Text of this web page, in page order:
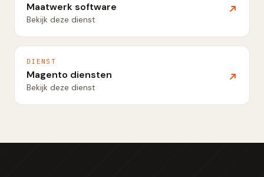
Maatwerk software
Bekijk deze dienst
DIENST
Magento diensten
Bekijk deze dienst